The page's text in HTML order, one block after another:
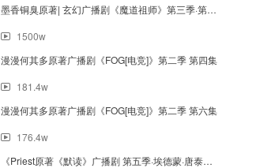
墨香铜臭原著| 玄幻广播剧《魔道祖师》第三季·第十七集
1500w
漫漫何其多原著广播剧《FOG[电竞]》第二季 第四集
181.4w
漫漫何其多原著广播剧《FOG[电竞]》第二季 第六集
176.4w
《Priest原著《默读》广播剧 第五季·埃德蒙·唐泰斯·第二十二集